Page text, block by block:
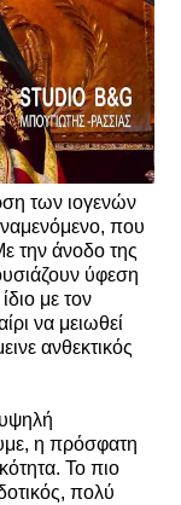
των ιογενών
που
την άνοδο της
ύφεση
με τον
να μειωθεί
ανθεκτικός
υψηλή
η πρόσφατη
Το πιο
πολύ